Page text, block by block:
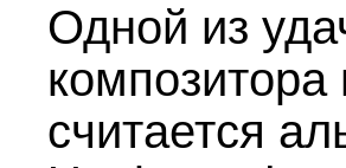
Одной из
композитора
считается